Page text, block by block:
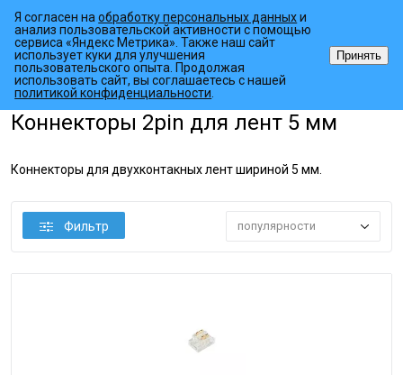
Главная страница • Каталог товаров • Светодиодные ленты
Коннекторы 2pin для лент 5 мм
Коннекторы для двухконтакных лент шириной 5 мм.
Фильтр популярности
Я согласен наобработку персональных данныхи
анализ пользовательской активности с помощью
сервиса «Яндекс Метрика». Также наш сайт
использует куки для улучшения
пользовательского опыта. Продолжая
использовать сайт, вы соглашаетесь с нашей
политикой конфиденциальности
Принять